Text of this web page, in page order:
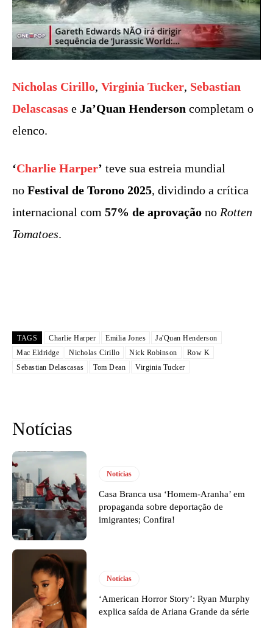
Nicholas Cirillo, Virginia Tucker, Sebastian
Delascasas e Ja’Quan Henderson completam o
elenco.
‘Charlie Harper’ teve sua estreia mundial
no Festival de Torono 2025, dividindo a crítica
internacional com 57% de aprovação no Rotten
Tomatoes.
TAGS Charlie Harper Emilia Jones
Ja'Quan Henderson
Mac Eldridge
Nicholas Cirillo Nick Robinson
Row K
Sebastian Delascasas
Tom Dean Virginia Tucker
Notícias
Notícias
Casa Branca usa ‘Homem-Aranha’ em
propaganda sobre deportação de
imigrantes; Confira!
Notícias
‘American Horror Story’: Ryan Murphy
explica saída de Ariana Grande da série